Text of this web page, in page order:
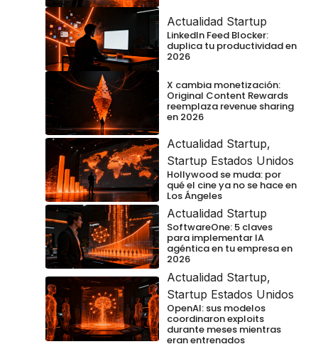
Actualidad Startup
LinkedIn Feed Blocker:
duplica tu productividad en
2026
X cambia monetización:
Original Content Rewards
reemplaza revenue sharing
en 2026
Actualidad Startup,
Startup Estados Unidos
Hollywood se muda: por
qué el cine ya no se hace en
Los Ángeles
Actualidad Startup
SoftwareOne: 5 claves
para implementar IA
agéntica en tu empresa en
2026
Actualidad Startup,
Startup Estados Unidos
OpenAI: sus modelos
coordinaron exploits
durante meses mientras
eran entrenados